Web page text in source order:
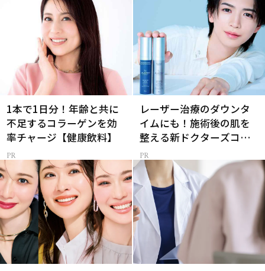
1本で1日分！年齢と共に
不足するコラーゲンを効
率チャージ【健康飲料】
レーザー治療のダウンタ
イムにも！施術後の肌を
整える新ドクターズコス
メ